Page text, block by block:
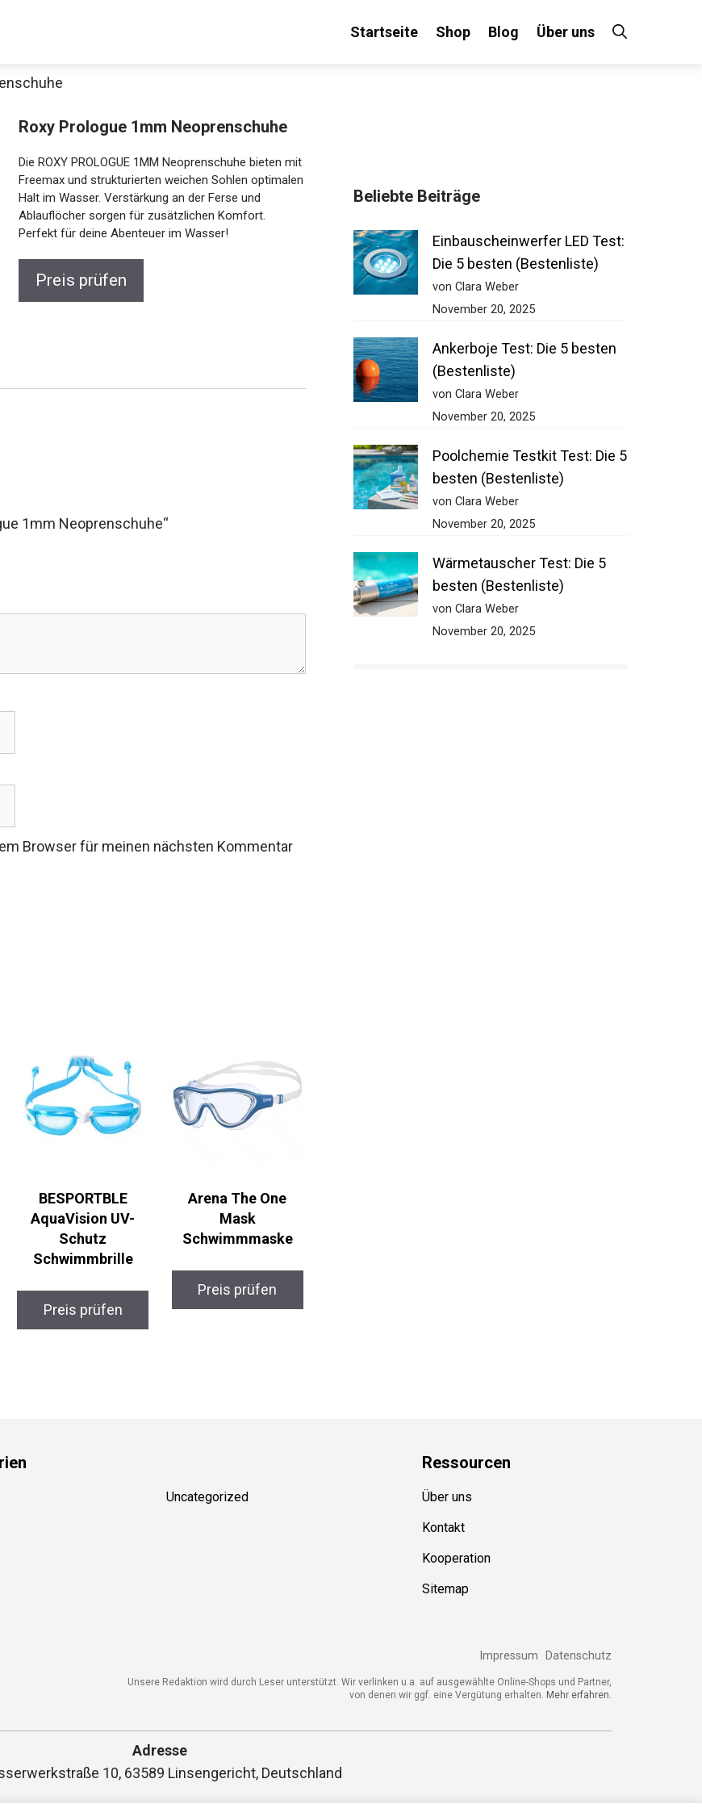
Startseite Shop Blog Über uns
Roxy Prologue 1mm Neoprenschuhe
Die ROXY PROLOGUE 1MM Neoprenschuhe bieten mit
Freemax und strukturierten weichen Sohlen optimalen
Halt im Wasser. Verstärkung an der Ferse und
Ablauflöcher sorgen für zusätzlichen Komfort.
Perfekt für deine Abenteuer im Wasser!
Preis prüfen
1mm Neoprenschuhe“
Browser für meinen nächsten Kommentar
BESPORTBLE
AquaVision UV-
Schutz
Schwimmbrille
Preis prüfen
Arena The One
Mask
Schwimmmaske
Preis prüfen
Beliebte Beiträge
Einbauscheinwerfer LED Test:
Die 5 besten (Bestenliste)
von Clara Weber
November 20, 2025
Ankerboje Test: Die 5 besten
(Bestenliste)
von Clara Weber
November 20, 2025
Poolchemie Testkit Test: Die 5
besten (Bestenliste)
von Clara Weber
November 20, 2025
Wärmetauscher Test: Die 5
besten (Bestenliste)
von Clara Weber
November 20, 2025
Uncategorized
Ressourcen
Über uns
Kontakt
Kooperation
Sitemap
Impressum Datenschutz
Unsere Redaktion wird durch Leser unterstützt. Wir verlinken u.a. auf ausgewählte Online-Shops und Partner,
von denen wir ggf. eine Vergütung erhalten. Mehr erfahren.
Adresse
10, 63589 Linsengericht, Deutschland